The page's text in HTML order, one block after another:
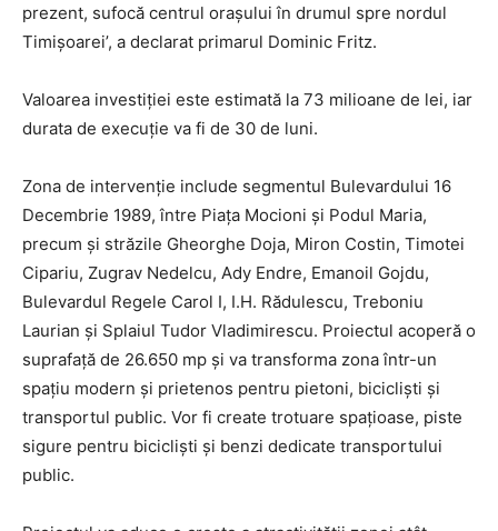
prezent, sufocă centrul orașului în drumul spre nordul
Timișoarei’, a declarat primarul Dominic Fritz.
Valoarea investiției este estimată la 73 milioane de lei, iar
durata de execuție va fi de 30 de luni.
Zona de intervenție include segmentul Bulevardului 16
Decembrie 1989, între Piața Mocioni și Podul Maria,
precum și străzile Gheorghe Doja, Miron Costin, Timotei
Cipariu, Zugrav Nedelcu, Ady Endre, Emanoil Gojdu,
Bulevardul Regele Carol I, I.H. Rădulescu, Treboniu
Laurian și Splaiul Tudor Vladimirescu. Proiectul acoperă o
suprafață de 26.650 mp și va transforma zona într-un
spațiu modern și prietenos pentru pietoni, bicicliști și
transportul public. Vor fi create trotuare spațioase, piste
sigure pentru bicicliști și benzi dedicate transportului
public.